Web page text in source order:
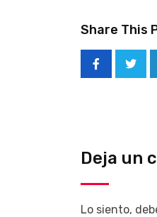
Share This
Deja un
Lo siento,